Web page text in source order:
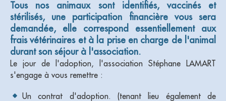
Tous nos animaux sont identifiés, vaccinés et
stérilisés, une participation financière vous sera
demandée, elle correspond essentiellement aux
frais vétérinaires et à la prise en charge de l'animal
durant son séjour à l'association.
Le jour de l'adoption, l'association Stéphane LAMART
s'engage à vous remettre :
Un contrat d'adoption. (tenant lieu également de